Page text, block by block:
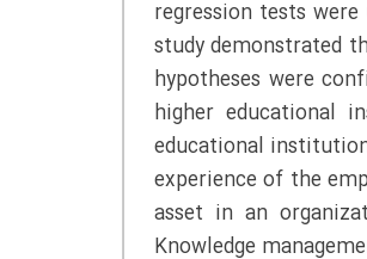
regression tests
study demonstrated
hypotheses were
higher educational
educational
experience of the
asset in an
Knowledge